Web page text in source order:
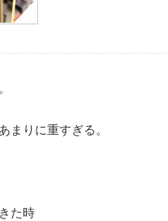
まりに重すぎる。
た時